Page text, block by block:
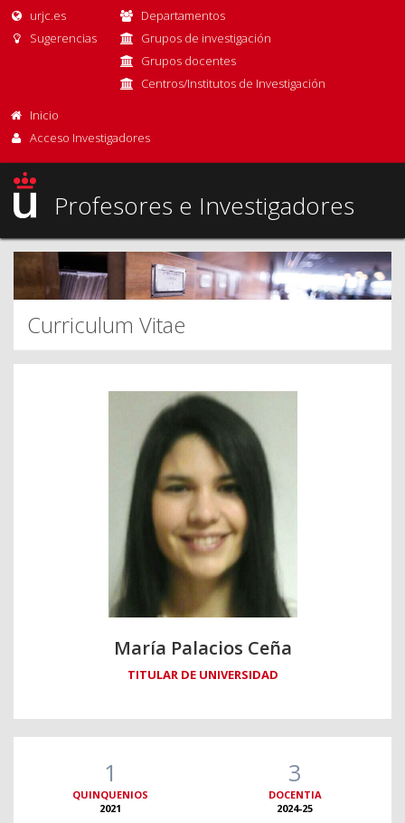
urjc.es
Sugerencias
Departamentos
Grupos de investigación
Grupos docentes
Centros/Institutos de Investigación
Inicio
Acceso Investigadores
Profesores e Investigadores
Curriculum Vitae
María Palacios Ceña
TITULAR DE UNIVERSIDAD
1
QUINQUENIOS
2021
3
DOCENTIA
2024-25